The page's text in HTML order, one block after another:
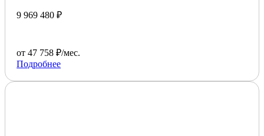
9 969 480 ₽
от 47 758 ₽/мес.
Подробнее